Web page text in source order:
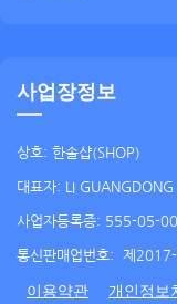
사업장정보
상호: 한솔샵(SHOP)
대표자: LI GUANGDONG
사업자등록증: 555-05-
통신판매업번호: 제
이용약관 개인정보